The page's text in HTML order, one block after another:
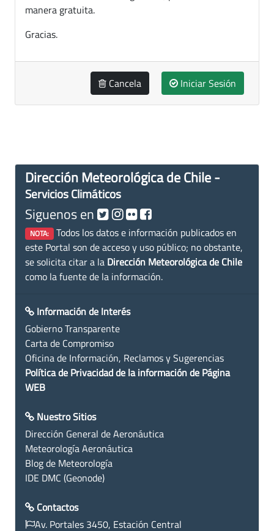
manera gratuita.
Gracias.
Cancela Iniciar Sesión
Dirección Meteorológica de Chile -
Servicios Climáticos
Siguenos en
NOTA: Todos los datos e información publicados en
este Portal son de acceso y uso público; no obstante,
se solicita citar a la Dirección Meteorológica de Chile
como la fuente de la información.
Información de Interés
Gobierno Transparente
Carta de Compromiso
Oficina de Información, Reclamos y Sugerencias
Política de Privacidad de la información de Página
WEB
Nuestro Sitios
Dirección General de Aeronáutica
Meteorología Aeronáutica
Blog de Meteorología
IDE DMC (Geonode)
Contactos
Av. Portales 3450, Estación Central